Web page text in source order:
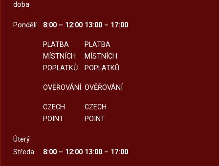
doba
Pondělí 8:00 – 12:00
PLATBA
MÍSTNÍCH
POPLATKŮ
OVĚŘOVÁNÍ
CZECH
POINT
13:00 – 17:00
PLATBA
MÍSTNÍCH
POPLATKŮ
OVĚŘOVÁNÍ
CZECH
POINT
Úterý
Středa
8:00 – 12:00 13:00 – 17:00